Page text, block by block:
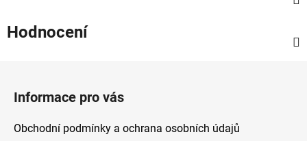
Hodnocení
Informace pro vás
Obchodní podmínky a ochrana osobních údajů